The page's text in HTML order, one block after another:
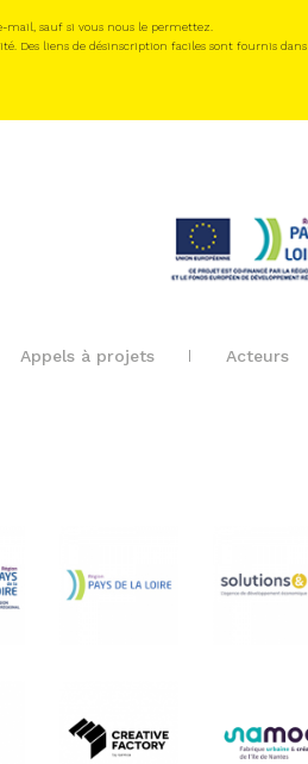
mail, sauf si vous nous le permettez.
Des liens de désinscription faciles sont fournis dans
Appels à projets Acteurs